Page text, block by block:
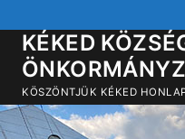
a
tartalomra
KÉKED
KÖSZÖNTJÜK KÉKED